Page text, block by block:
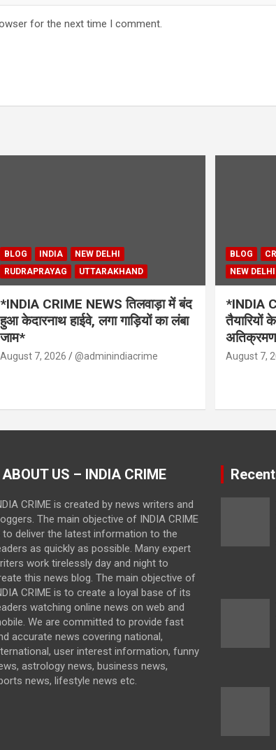
for the next time I comment.
BLOG INDIA
NEW DELHI
RUDRAPRAYAG
UTTARAKHAND
*INDIA CRIME NEWS तिलवाड़ा में बंद
हुआ केदारनाथ हाईवे, लगा गाड़ियों का लंबा
जाम*
August 7, 2026 @adminindiacrime
BLOG
NEW DELHI
*INDIA
तैयारियों
August 7,
ABOUT US – INDIA CRIME
CRIME is created by news writers and
The main objective of INDIA CRIME
to deliver the latest information to the
as quickly as possible. Many expert
work tirelessly day and night to
this news blog. The main objective of
CRIME is to create a loyal base of its
watching online news on web and
We are committed to provide fast
accurate news covering national,
user interest information, funny
astrology news, business news,
news, lifestyle news etc.